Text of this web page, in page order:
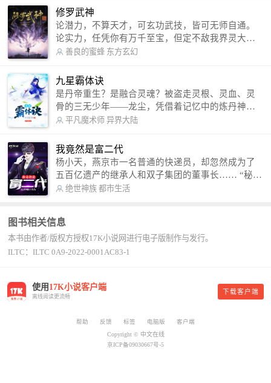
微博：皇甫奇（地址：http://weibo.com/u/25284575
87） QQ交流群：320238210【普通群】 574501330
【VIP订阅群】 欢迎大家关注。
修罗武神
论潜力，不算天才，可玄功武技，皆可无师自通。
论实力，任凭你有万千至宝，但定不敌我界灵大
军。 我是谁？天下众生视我为修罗，却不知，我以
信公众号：善良的蜜蜂后援会）
善良的蜜蜂 东方玄幻
九星霸体诀
是丹帝重生？是融合灵魂？被盗走灵根、灵血、灵
骨的三无少年——龙尘，凭借着记忆中的炼丹神
术，修行神秘功法九星霸体诀，拨开重重迷雾，解
勾搭各色美女，镇压恶鬼邪神。 江湖传闻：龙
尘一到，地吼天啸。龙尘一出，鬼泣神哭。 本
故事纯属虚构，如有雷同，那就是真事儿，想要对
号入座，抓紧时间进群：487963015 微信公众号：
平凡魔术师,或者搜索：pingfanmoshushi1982,公众
平凡魔术师 异界大陆
我竟然是富二代
杨小天，燕京市一名普通的快递员，却忽然成为了
五百亿遗产的继承人和双子集团的董事长…… “秘
书，给我定制一套百亿富翁的吃喝住行标准！” “好
呢？” “回杨总，开车太堵，已经给你安排了直升
机。” 从此，开启杨小天的百亿富翁之旅，只有他不
敢想的，没有秘书办不到的。
绝世神族 都市生活
图书相关信息
本书由作者/版权方授权17K小说网进行电子版制作与发行。
ILTC：ILTC 0A9-2022-0001AC83-1
使用 17K小说客户端
离线阅读更流畅
下载客户端
帮助 反馈 标签 电脑版
客户端
Copyright © 中文在线
京ICP备09030667号-5